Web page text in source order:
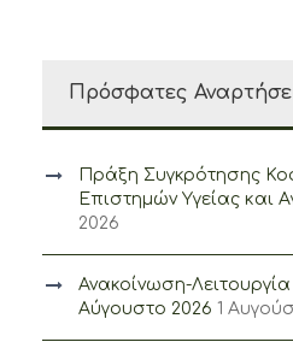
Πρόσφατες
Πράξη Συγκρότησης
Επιστημών Υγείας και
2026
Ανακοίνωση-
Αύγουστο 2026 1